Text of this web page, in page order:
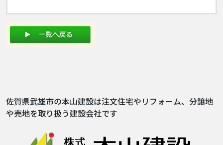
佐賀県武雄市の本山建設は注文住宅やリフォーム、分譲地
や売地を取り扱う建設会社です